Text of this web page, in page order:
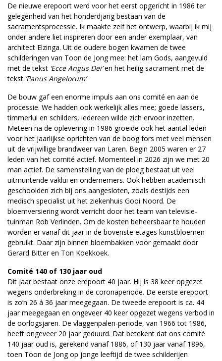
De nieuwe erepoort werd voor het eerst opgericht in 1986 ter
gelegenheid van het honderdjarig bestaan van de
sacramentsprocessie. Ik maakte zelf het ontwerp, waarbij ik mij
onder andere liet inspireren door een ander exemplaar, van
architect Elzinga. Uit de oudere bogen kwamen de twee
schilderingen van Toon de Jong mee: het lam Gods, aangevuld
met de tekst ‘Ecce Angus Dei’en het heilig sacrament met de
tekst ‘Panus Angelorum’.
De bouw gaf een enorme impuls aan ons comité en aan de
processie. We hadden ook werkelijk alles mee; goede lassers,
timmerlui en schilders, iedereen wilde zich ervoor inzetten.
Meteen na de oplevering in 1986 groeide ook het aantal leden
voor het jaarlijkse oprichten van de boog fors met veel mensen
uit de vrijwillige brandweer van Laren. Begin 2005 waren er 27
leden van het comité actief. Momenteel in 2026 zijn we met 20
man actief. De samenstelling van de ploeg bestaat uit veel
uitmuntende vaklui en ondernemers. Ook hebben academisch
geschoolden zich bij ons aangesloten, zoals destijds een
medisch specialist uit het ziekenhuis Gooi Noord. De
bloemversiering wordt verricht door het team van televisie-
tuinman Rob Verlinden. Om de kosten beheersbaar te houden
worden er vanaf dit jaar in de bovenste etages kunstbloemen
gebruikt. Daar zijn binnen bloembakken voor gemaakt door
Gerard Bitter en Ton Koekkoek.
Comité 140 of 130 jaar oud
Dit jaar bestaat onze erepoort 40 jaar. Hij is 38 keer opgezet
wegens onderbreking in de coronaperiode. De eerste erepoort
is zo’n 26 á 36 jaar meegegaan. De tweede erepoort is ca. 44
jaar meegegaan en ongeveer 40 keer opgezet wegens verbod in
de oorlogsjaren. De vlaggenpalen-periode, van 1966 tot 1986,
heeft ongeveer 20 jaar geduurd. Dat betekent dat ons comité
140 jaar oud is, gerekend vanaf 1886, of 130 jaar vanaf 1896,
toen Toon de Jong op jonge leeftijd de twee schilderijen